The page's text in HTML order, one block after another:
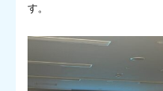
す。